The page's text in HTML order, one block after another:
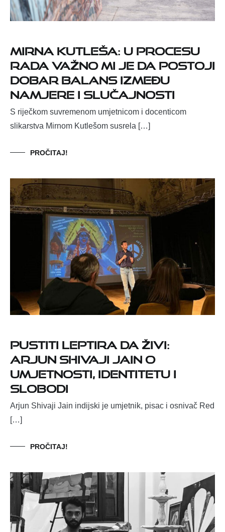
Mirna Kutleša: U procesu
rada važno mi je da postoji
dobar balans između
namjere i slučajnosti
S riječkom suvremenom umjetnicom i docenticom
slikarstva Mirnom Kutlešom susrela […]
PROČITAJ!
Pustiti leptira da živi:
Arjun Shivaji Jain o
umjetnosti, identitetu i
slobodi
Arjun Shivaji Jain indijski je umjetnik, pisac i osnivač Red
[…]
PROČITAJ!